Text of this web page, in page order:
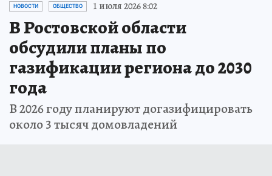
НОВОСТИ ОБЩЕСТВО 1 июля 2026 8:02
В Ростовской области
обсудили планы по
газификации региона до 2030
года
В 2026 году планируют догазифицировать
около 3 тысяч домовладений